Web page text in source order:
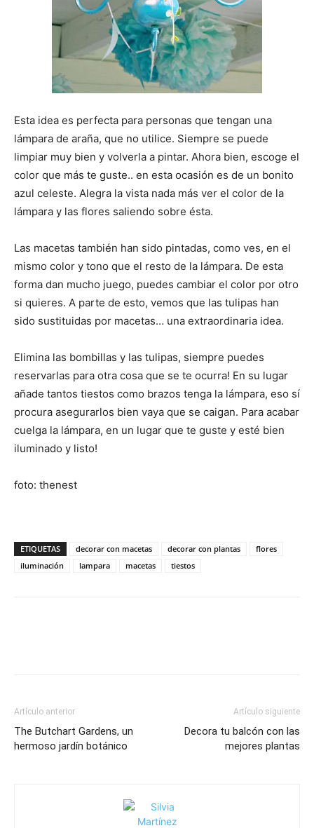
Esta idea es perfecta para personas que tengan una
lámpara de araña, que no utilice. Siempre se puede
limpiar muy bien y volverla a pintar. Ahora bien, escoge el
color que más te guste.. en esta ocasión es de un bonito
azul celeste. Alegra la vista nada más ver el color de la
lámpara y las flores saliendo sobre ésta.
Las macetas también han sido pintadas, como ves, en el
mismo color y tono que el resto de la lámpara. De esta
forma dan mucho juego, puedes cambiar el color por otro
si quieres. A parte de esto, vemos que las tulipas han
sido sustituidas por macetas… una extraordinaria idea.
Elimina las bombillas y las tulipas, siempre puedes
reservarlas para otra cosa que se te ocurra! En su lugar
añade tantos tiestos como brazos tenga la lámpara, eso sí
procura asegurarlos bien vaya que se caigan. Para acabar
cuelga la lámpara, en un lugar que te guste y esté bien
iluminado y listo!
foto: thenest
ETIQUETAS decorar con macetas decorar con plantas
flores
iluminación
lampara macetas tiestos
Artículo anterior
The Butchart Gardens, un
hermoso jardín botánico
Artículo siguiente
Decora tu balcón con las
mejores plantas